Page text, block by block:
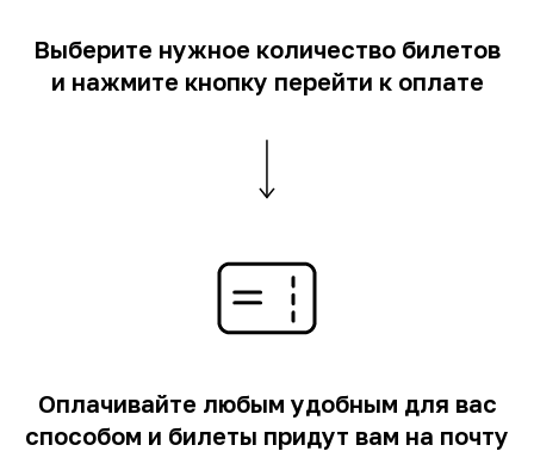
Выберите нужное количество билетов
и нажмите кнопку перейти к оплате
Оплачивайте любым удобным для вас
способом и билеты придут вам на почту